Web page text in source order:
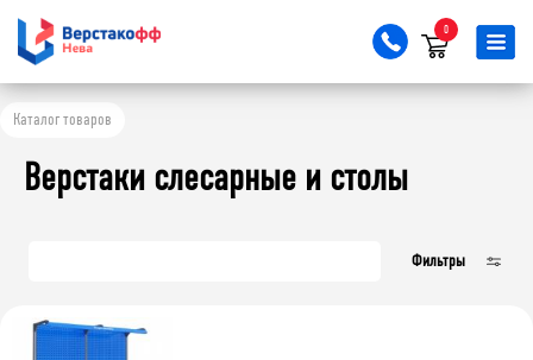
0
Каталог товаров
Ширина, мм
1400
1500
1600
Глубина, мм
Верстаки слесарные и столы
Фильтры